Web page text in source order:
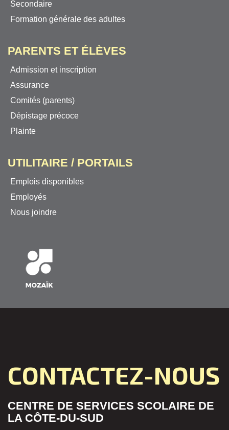
Secondaire
Formation générale des adultes
PARENTS ET ÉLÈVES
Admission et inscription
Assurance
Comités (parents)
Dépistage précoce
Plainte
UTILITAIRE / PORTAILS
Emplois disponibles
Employés
Nous joindre
CONTACTEZ-NOUS
CENTRE DE SERVICES SCOLAIRE DE
LA CÔTE-DU-SUD